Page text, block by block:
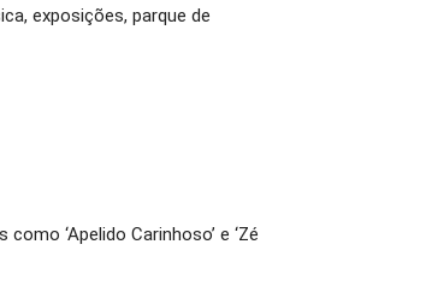
exposições, parque de
‘Apelido Carinhoso’ e ‘Zé